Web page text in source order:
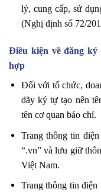
lý, cung cấp, sử
(Nghị định số 72/
Điều kiện về đăng
hợp
Đối với tổ chức,
dãy ký tự tạo nên
tên cơ quan báo chí.
Trang thông tin
“.vn” và lưu giữ
Việt Nam.
Trang thông tin điện